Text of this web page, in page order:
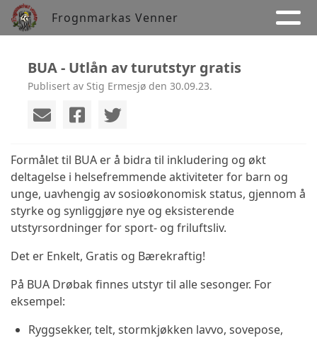
Frognmarkas Venner
BUA - Utlån av turutstyr gratis
Publisert av Stig Ermesjø den 30.09.23.
Formålet til BUA er å bidra til inkludering og økt
deltagelse i helsefremmende aktiviteter for barn og
unge, uavhengig av sosioøkonomisk status, gjennom å
styrke og synliggjøre nye og eksisterende
utstyrsordninger for sport- og friluftsliv.
Det er Enkelt, Gratis og Bærekraftig!
På BUA Drøbak finnes utstyr til alle sesonger. For
eksempel:
Ryggsekker, telt, stormkjøkken lavvo, sovepose,